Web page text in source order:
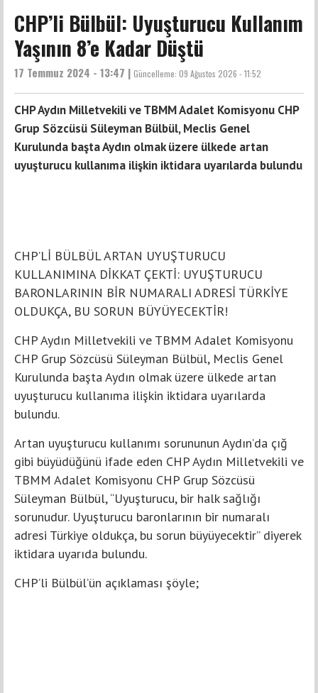
CHP’li Bülbül: Uyuşturucu Kullanım
Yaşının 8’e Kadar Düştü
17 Temmuz 2024 - 13:47 | Güncelleme: 09 Ağustos 2026 - 11:52
CHP Aydın Milletvekili ve TBMM Adalet Komisyonu CHP
Grup Sözcüsü Süleyman Bülbül, Meclis Genel
Kurulunda başta Aydın olmak üzere ülkede artan
uyuşturucu kullanıma ilişkin iktidara uyarılarda bulundu
CHP’Lİ BÜLBÜL ARTAN UYUŞTURUCU
KULLANIMINA DİKKAT ÇEKTİ: UYUŞTURUCU
BARONLARININ BİR NUMARALI ADRESİ TÜRKİYE
OLDUKÇA, BU SORUN BÜYÜYECEKTİR!
CHP Aydın Milletvekili ve TBMM Adalet Komisyonu
CHP Grup Sözcüsü Süleyman Bülbül, Meclis Genel
Kurulunda başta Aydın olmak üzere ülkede artan
uyuşturucu kullanıma ilişkin iktidara uyarılarda
bulundu.
Artan uyuşturucu kullanımı sorununun Aydın’da çığ
gibi büyüdüğünü ifade eden CHP Aydın Milletvekili ve
TBMM Adalet Komisyonu CHP Grup Sözcüsü
Süleyman Bülbül, “Uyuşturucu, bir halk sağlığı
sorunudur. Uyuşturucu baronlarının bir numaralı
adresi Türkiye oldukça, bu sorun büyüyecektir” diyerek
iktidara uyarıda bulundu.
CHP’li Bülbül’ün açıklaması şöyle;